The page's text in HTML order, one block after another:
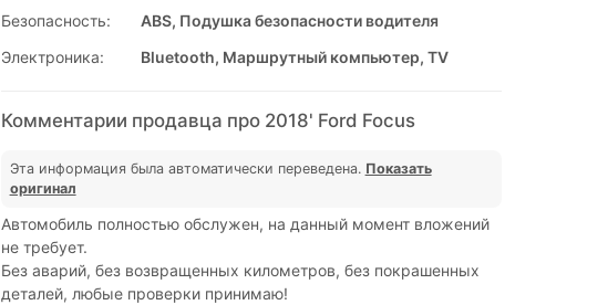
Безопасность:
ABS, Подушка безопасности водителя
Электроника:
Bluetooth, Маршрутный компьютер, TV
Комментарии продавца про 2018' Ford Focus
Эта информация была автоматически переведена. Показать
оригинал
Автомобиль полностью обслужен, на данный момент вложений
не требует.
Без аварий, без возвращенных километров, без покрашенных
деталей, любые проверки принимаю!